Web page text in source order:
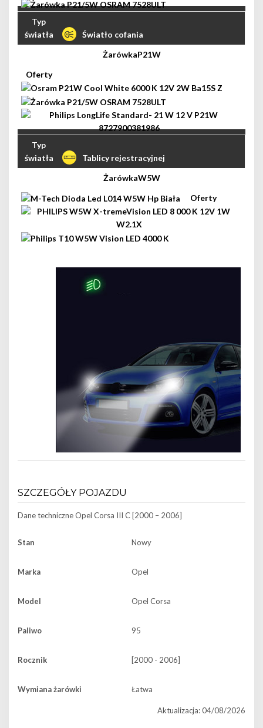
Światło cofania
P21W
Tablicy rejestracyjnej
W5W
SZCZEGÓŁY POJAZDU
Dane techniczneOpel Corsa III C [2000 – 2006]
Stan Nowy
Marka Opel
Model Opel Corsa
Paliwo 95
Rocznik [2000 - 2006]
Wymiana żarówki Łatwa
Aktualizacja: 04/08/2026